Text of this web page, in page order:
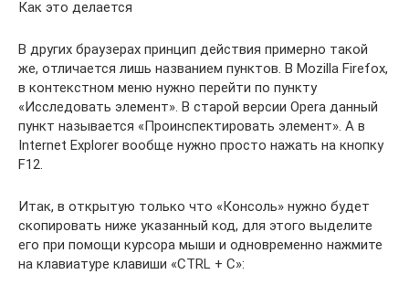
Как это делается
В других браузерах принцип действия примерно такой
же, отличается лишь названием пунктов. В Mozilla Firefox,
в контекстном меню нужно перейти по пункту
«Исследовать элемент». В старой версии Opera данный
пункт называется «Проинспектировать элемент». А в
Internet Explorer вообще нужно просто нажать на кнопку
F12.
Итак, в открытую только что «Консоль» нужно будет
скопировать ниже указанный код, для этого выделите
его при помощи курсора мыши и одновременно нажмите
на клавиатуре клавиши «CTRL + C»: